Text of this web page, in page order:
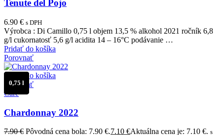
Tenute del Pojo
6.90 € s DPH
Výrobca : Di Camillo 0,75 l objem 13,5 % alkohol 2021 ročník 6,8
g/l cukornatosť 5,6 g/l acidita 14 – 16°C podávanie …
Pridať do košíka
Porovnať
Pridať do košíka
Porovnať
Care
Chardonnay 2022
7.90€ Pôvodná cena bola: 7.90 €.7.10 €Aktuálna cena je: 7.10 €. s
0,75 l